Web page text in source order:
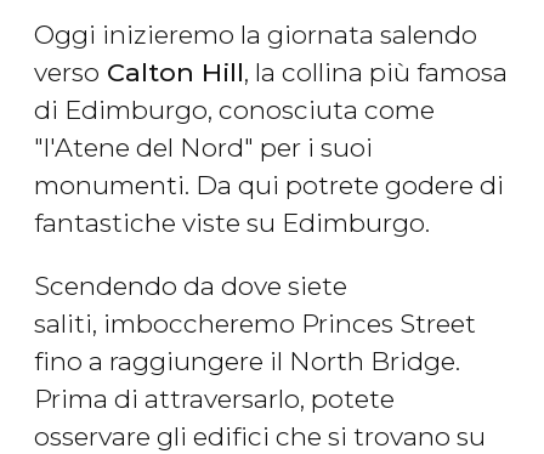
Oggi inizieremo la giornata salendo
verso Calton Hill, la collina più famosa
di Edimburgo, conosciuta come
"l'Atene del Nord" per i suoi
monumenti. Da qui potrete godere di
fantastiche viste su Edimburgo.
Scendendo da dove siete
saliti, imboccheremo Princes Street
fino a raggiungere il North Bridge.
Prima di attraversarlo, potete
osservare gli edifici che si trovano su